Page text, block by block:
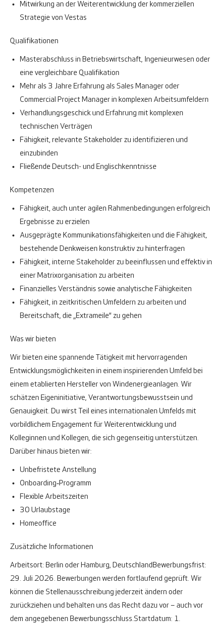
Mitwirkung an der Weiterentwicklung der kommerziellen
Strategie von Vestas
Qualifikationen
Masterabschluss in Betriebswirtschaft, Ingenieurwesen oder
eine vergleichbare Qualifikation
Mehr als 3 Jahre Erfahrung als Sales Manager oder
Commercial Project Manager in komplexen Arbeitsumfeldern
Verhandlungsgeschick und Erfahrung mit komplexen
technischen Verträgen
Fähigkeit, relevante Stakeholder zu identifizieren und
einzubinden
Fließende Deutsch- und Englischkenntnisse
Kompetenzen
Fähigkeit, auch unter agilen Rahmenbedingungen erfolgreich
Ergebnisse zu erzielen
Ausgeprägte Kommunikationsfähigkeiten und die Fähigkeit,
bestehende Denkweisen konstruktiv zu hinterfragen
Fähigkeit, interne Stakeholder zu beeinflussen und effektiv in
einer Matrixorganisation zu arbeiten
Finanzielles Verständnis sowie analytische Fähigkeiten
Fähigkeit, in zeitkritischen Umfeldern zu arbeiten und
Bereitschaft, die „Extrameile“ zu gehen
Was wir bieten
Wir bieten eine spannende Tätigkeit mit hervorragenden
Entwicklungsmöglichkeiten in einem inspirierenden Umfeld bei
einem etablierten Hersteller von Windenergieanlagen. Wir
schätzen Eigeninitiative, Verantwortungsbewusstsein und
Genauigkeit. Du wirst Teil eines internationalen Umfelds mit
vorbildlichem Engagement für Weiterentwicklung und
Kolleginnen und Kollegen, die sich gegenseitig unterstützen.
Darüber hinaus bieten wir:
Unbefristete Anstellung
Onboarding‑Programm
Flexible Arbeitszeiten
30 Urlaubstage
Homeoffice
Zusätzliche Informationen
Arbeitsort: Berlin oder Hamburg, DeutschlandBewerbungsfrist:
29. Juli 2026. Bewerbungen werden fortlaufend geprüft. Wir
können die Stellenausschreibung jederzeit ändern oder
zurückziehen und behalten uns das Recht dazu vor – auch vor
dem angegebenen Bewerbungsschluss.Startdatum: 1.